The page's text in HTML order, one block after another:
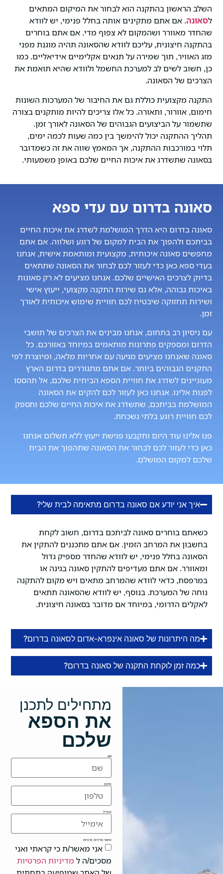
השלב הראשון בהתקנה הוא לבחור את המיקום המתאים
לסאונה. אם אתם מתקינים אותה בחלל פנימי, יש לוודא
שהחדר מאוורר ושהמקום לא צפוף מדי. אם אתם בוחרים
בהתקנה חיצונית, עליכם לוודא שהסאונה תהיה מוגנת מפני
מזג האוויר, תוך שמירה על תנאים אקלימיים אידיאליים. כמו
כן, חשוב לשים לב למערכת החשמל ולוודא שהיא תואמת את
הצרכים של הסאונה.
התקנה מקצועית כוללת גם את החיבור של המערכות השונות
חימום, אוורור, ותאורה. כל אלו צריכים להיות מותקנים בצורה
שתשמור על הביצועים הגבוהים של הסאונה לאורך זמן.
תהליך ההתקנה יכול להימשך בין כמה שעות לכמה ימים,
תלוי במורכבות ההתקנה, אך המאמץ שווה את זה כשמדובר
בסאונה שתשדרג את איכות החיים שלכם באופן משמעותי.
סאונה בדרום עם עדי ספא
סאונה בדרום היא הדרך המושלמת לשדרג את איכות החיים
בביתכם ולהפוך את הבית למקום של רוגע ושלווה. אם אתם
מחפשים סאונה איכותית, מקצועית ומותאמת אישית, אנחנו
בעדי ספא כאן כדי לעזור לכם לבחור את הסאונה שתתאים
בדיוק לצרכים האישיים שלכם. אנחנו מציעים לא רק סאונות
באיכות גבוהה, אלא גם שירות התקנה מקצועי, ייעוץ אישי
ושירות תחזוקה שיבטיח לכם חוויית שימוש איכותית לאורך
זמן.
עם ניסיון רב בתחום, אנחנו מבינים את הצרכים של תושבי
הדרום ומספקים פתרונות מותאמים במיוחד באזורכם. כל
סאונה שאנחנו מציעים מגיעה עם אחריות מלאה, ומיוצרת לפי
התקנים הגבוהים ביותר. אם אתם מתגוררים בדרום הארץ
מעוניינים לשדרג את חוויית הספא הביתית שלכם, אל תהססו
לפנות אלינו. אנחנו כאן לעזור לכם להקים את הסאונה
המושלמת בביתכם, שתשדרג את איכות החיים שלכם ותספק
לכם חוויית רוגע בלתי נשכחת.
פנו אלינו עוד היום ותקבעו פגישת ייעוץ ללא תשלום אנחנו
כאן כדי לעזור לכם לבחור את הסאונה שתהפוך את הבית
שלכם למקום המושלם.
איך אני יודע אם סאונה בדרום מתאימה לבית שלי?
כשאתם בוחרים סאונה לביתכם בדרום, חשוב לקחת
בחשבון את המרחב הזמין. אם אתם מתכננים להתקין את
הסאונה בחלל פנימי, יש לוודא שהחדר מספיק גדול
ומאוורר. אם אתם מעדיפים להתקין סאונה בגינה או
במרפסת, כדאי לוודא שהמרחב מתאים ויש מקום להתקנה
נוחה של המערכת. בנוסף, יש לוודא שהסאונה תתאים
לאקלים הדרומי, במיוחד אם מדובר בסאונה חיצונית.
מה היתרונות של סאונה אינפרא-אדום לסאונה בדרום?
כמה זמן לוקחת התקנה של סאונה בדרום?
מתחילים לתכנן
את הספא
שלכם
שם
טלפון
אימייל
אישור מדיניות פרטיות
אני מאשר/ת כי קראתי ואני
מסכים/ה ל מדיניות הפרטיות